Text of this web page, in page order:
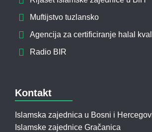
Muftijstvo tuzlansko
Agencija za certificiranje halal
Radio BIR
Kontakt
Islamska zajednica u Bosni i
Islamske zajednice Gračanica